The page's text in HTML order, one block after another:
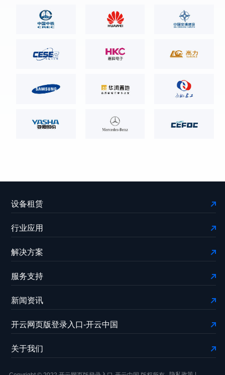
设备租赁
行业应用
解决方案
服务支持
新闻资讯
开云网页版登录入口-开云中国
关于我们